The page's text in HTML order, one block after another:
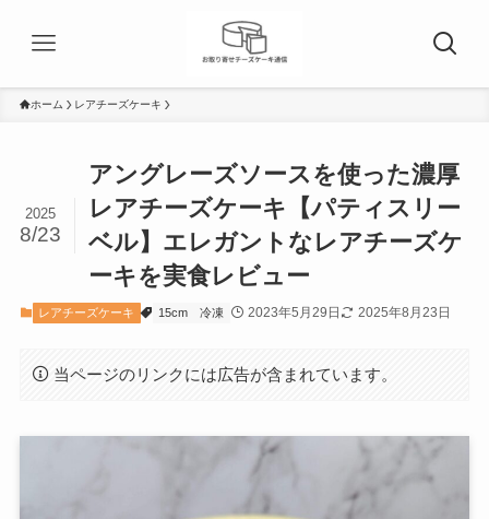
ホーム レアチーズケーキ
アングレーズソースを使った濃厚
レアチーズケーキ【パティスリー
ベル】エレガントなレアチーズケ
ーキを実食レビュー
2025
8/23
レアチーズケーキ 15cm 冷凍 2023年5月29日 2025年8月23日
当ページのリンクには広告が含まれています。